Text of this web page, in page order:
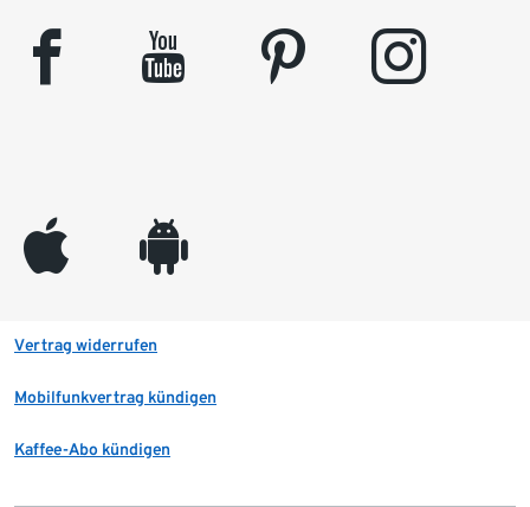
facebook youtube pinterest instagram
appleinc android
Vertrag widerrufen
Mobilfunkvertrag kündigen
Kaffee-Abo kündigen